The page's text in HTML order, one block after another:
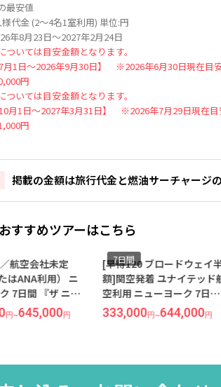
最安値
代金 (2～4名1室利用) 単位:円
年8月23日～2027年2月24日
ついては目安金額となります。
月1日～2026年9月30日】 ※2026年6月30日現在目
円
ついては目安金額となります。
月1日～2027年3月31日】 ※2026年7月29日現在目
円
掲載の金額は旅行代金と燃油サーチャージ
すすめツアーはこちら
得120 ブロードウェイ半
]関空発着 ユナイテッド航
利用 ニューヨーク 7日間
ナイトホテルブロードウ
イ』指定
7日間
円~644,000 円
羽田発着 ユナイテ
利用 マイアミ 7日
ーハンド マイアミ
7日間
263,000円~